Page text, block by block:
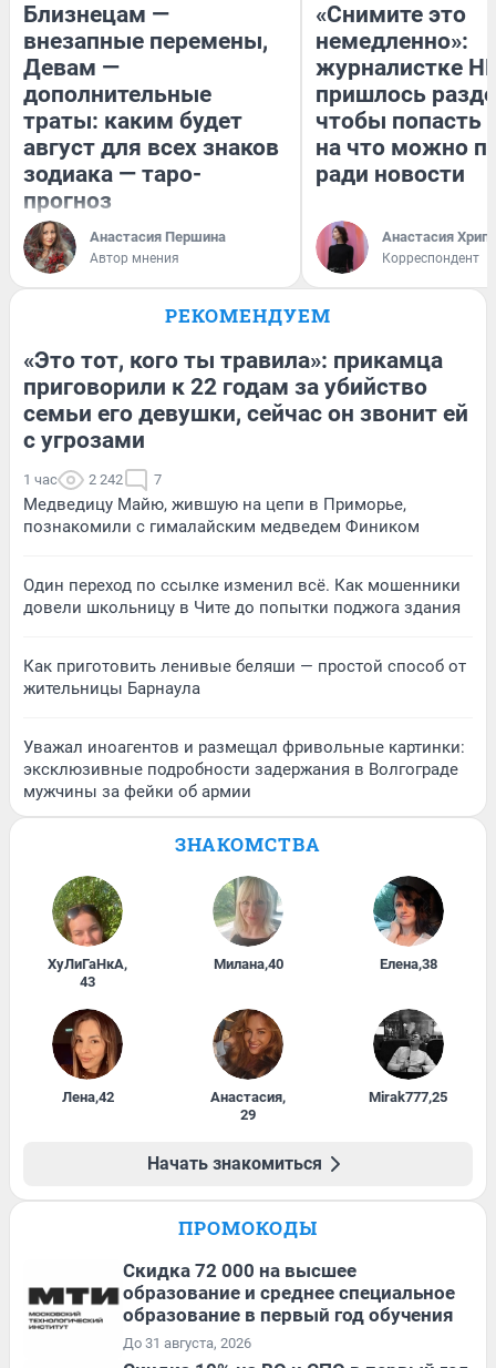
Близнецам —
внезапные перемены,
Девам —
дополнительные
траты: каким будет
август для всех знаков
зодиака — таро-
прогноз
Анастасия Першина
Автор мнения
«Снимите это
немедленно»:
журналистке
пришлось
чтобы попасть
на что можно
ради новости
Анастасия
Корреспондент
РЕКОМЕНДУЕМ
«Это тот, кого ты травила»: прикамца
приговорили к 22 годам за убийство
семьи его девушки, сейчас он звонит ей
с угрозами
1 час 2 242 7
Медведицу Майю, жившую на цепи в Приморье,
познакомили с гималайским медведем Фиником
Один переход по ссылке изменил всё. Как мошенники
довели школьницу в Чите до попытки поджога здания
Как приготовить ленивые беляши — простой способ от
жительницы Барнаула
Уважал иноагентов и размещал фривольные картинки:
эксклюзивные подробности задержания в Волгограде
мужчины за фейки об армии
ЗНАКОМСТВА
ХуЛиГаНкА,
43
Милана,40 Елена,38
Лена,42 Анастасия,
29
Mirak777,25
Начать знакомиться
ПРОМОКОДЫ
Скидка 72 000 на высшее
образование и среднее специальное
образование в первый год обучения
До 31 августа, 2026